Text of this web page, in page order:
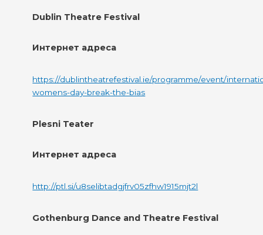
Dublin Theatre Festival
Интернет адреса
https://dublintheatrefestival.ie/programme/event/
womens-day-break-the-bias
Plesni Teater
Интернет адреса
http://ptl.si/u8selibtadgjfrv05zfhw1915mjt2l
Gothenburg Dance and Theatre Festival